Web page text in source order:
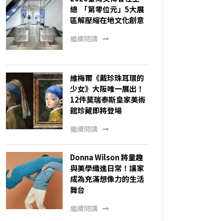
總 「第零位元」5大展
區解壓縮在地文化創意
繼續閱讀
維梅爾《戴珍珠耳環的
少女》大阪唯一展出！
12件莫瑞泰斯皇家美術
館珍藏即將登場
繼續閱讀
Donna Wilson 將童趣
與美學織進日常！讓家
成為充滿想像力的生活
舞台
繼續閱讀